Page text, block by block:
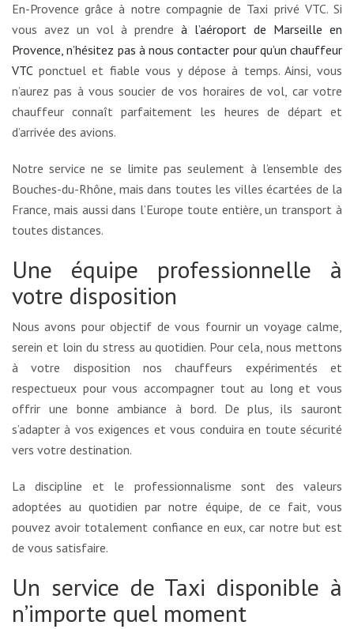
En-Provence grâce à notre compagnie de Taxi privé VTC. Si
vous avez un vol à prendre à l’aéroport de Marseille en
Provence, n’hésitez pas à nous contacter pour qu’un chauffeur
VTCponctuel et fiable vous y dépose à temps. Ainsi, vous
n’aurez pas à vous soucier de vos horaires de vol, car votre
chauffeur connaît parfaitement les heures de départ et
d’arrivée des avions.
Notre service ne se limite pas seulement à l’ensemble des
Bouches-du-Rhône, mais dans toutes les villes écartées de la
France, mais aussi dans l’Europe toute entière, un transport à
toutes distances.
Une équipe professionnelle à
votre disposition
Nous avons pour objectif de vous fournir un voyage calme,
serein et loin du stress au quotidien. Pour cela, nous mettons
à votre disposition nos chauffeurs expérimentés et
respectueux pour vous accompagner tout au long et vous
offrir une bonne ambiance à bord. De plus, ils sauront
s’adapter à vos exigences et vous conduira en toute sécurité
vers votre destination.
La discipline et le professionnalisme sont des valeurs
adoptées au quotidien par notre équipe, de ce fait, vous
pouvez avoir totalement confiance en eux, car notre but est
de vous satisfaire.
Un service de Taxi disponible à
n’importe quel moment